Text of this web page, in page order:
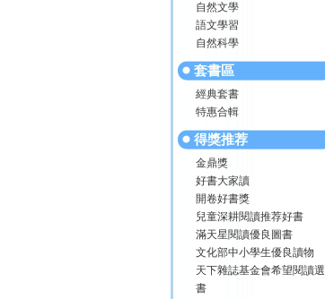
自然文學
語文學習
自然科學
套書區
經典套書
特惠合輯
得獎推荐
金鼎獎
好書大家讀
開卷好書獎
兒童深耕閱讀推荐好書
滿天星閱讀優良圖書
文化部中小學生優良讀物
天下雜誌基金會希望閱讀選
書